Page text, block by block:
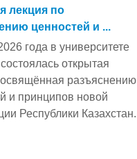
лекция по
ценностей и ...
года в университете
открытая
разъяснению
и принципов новой
Республики Казахстан.